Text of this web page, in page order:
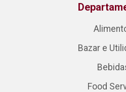
Bazar e
Food